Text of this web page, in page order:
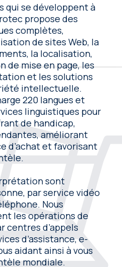
qui se développent à
propose des
complètes,
de sites Web, la
la localisation,
de mise en page, les
et les solutions
intellectuelle.
220 langues et
linguistiques pour
de handicap,
améliorant
d’achat et favorisant
sont
par service vidéo
Nous
les opérations de
centres d’appels
d’assistance, e-
aidant ainsi à vous
mondiale.